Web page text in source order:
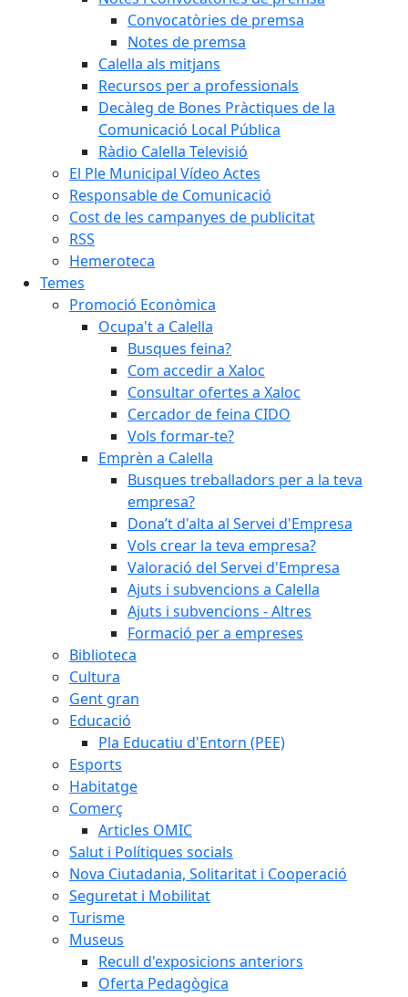
Convocatòries de premsa
Notes de premsa
Calella als mitjans
Recursos per a professionals
Decàleg de Bones Pràctiques de la
Comunicació Local Pública
Ràdio Calella Televisió
El Ple Municipal Vídeo Actes
Responsable de Comunicació
Cost de les campanyes de publicitat
RSS
Hemeroteca
Temes
Promoció Econòmica
Ocupa't a Calella
Busques feina?
Com accedir a Xaloc
Consultar ofertes a Xaloc
Cercador de feina CIDO
Vols formar-te?
Emprèn a Calella
Busques treballadors per a la teva
empresa?
Dona’t d'alta al Servei d'Empresa
Vols crear la teva empresa?
Valoració del Servei d'Empresa
Ajuts i subvencions a Calella
Ajuts i subvencions - Altres
Formació per a empreses
Biblioteca
Cultura
Gent gran
Educació
Pla Educatiu d'Entorn (PEE)
Esports
Habitatge
Comerç
Articles OMIC
Salut i Polítiques socials
Nova Ciutadania, Solitaritat i Cooperació
Seguretat i Mobilitat
Turisme
Museus
Recull d'exposicions anteriors
Oferta Pedagògica